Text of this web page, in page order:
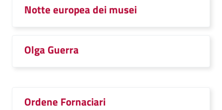
Notte europea dei musei
Olga Guerra
Ordene Fornaciari